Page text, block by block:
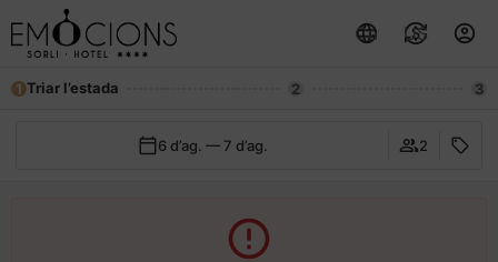
1 Triar l’estada 2 3
6 d’ag. — 7 d’ag. 2